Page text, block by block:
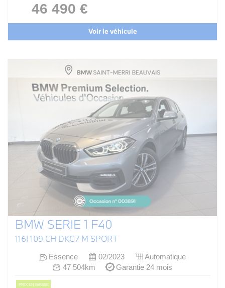
46 490 €
Voir le véhicule
BMW SERIE 1 F40
116I 109 CH DKG7 M SPORT
Essence 02/2023
Automatique
47 504km
Garantie 24 mois
PRIX EN BAISSE